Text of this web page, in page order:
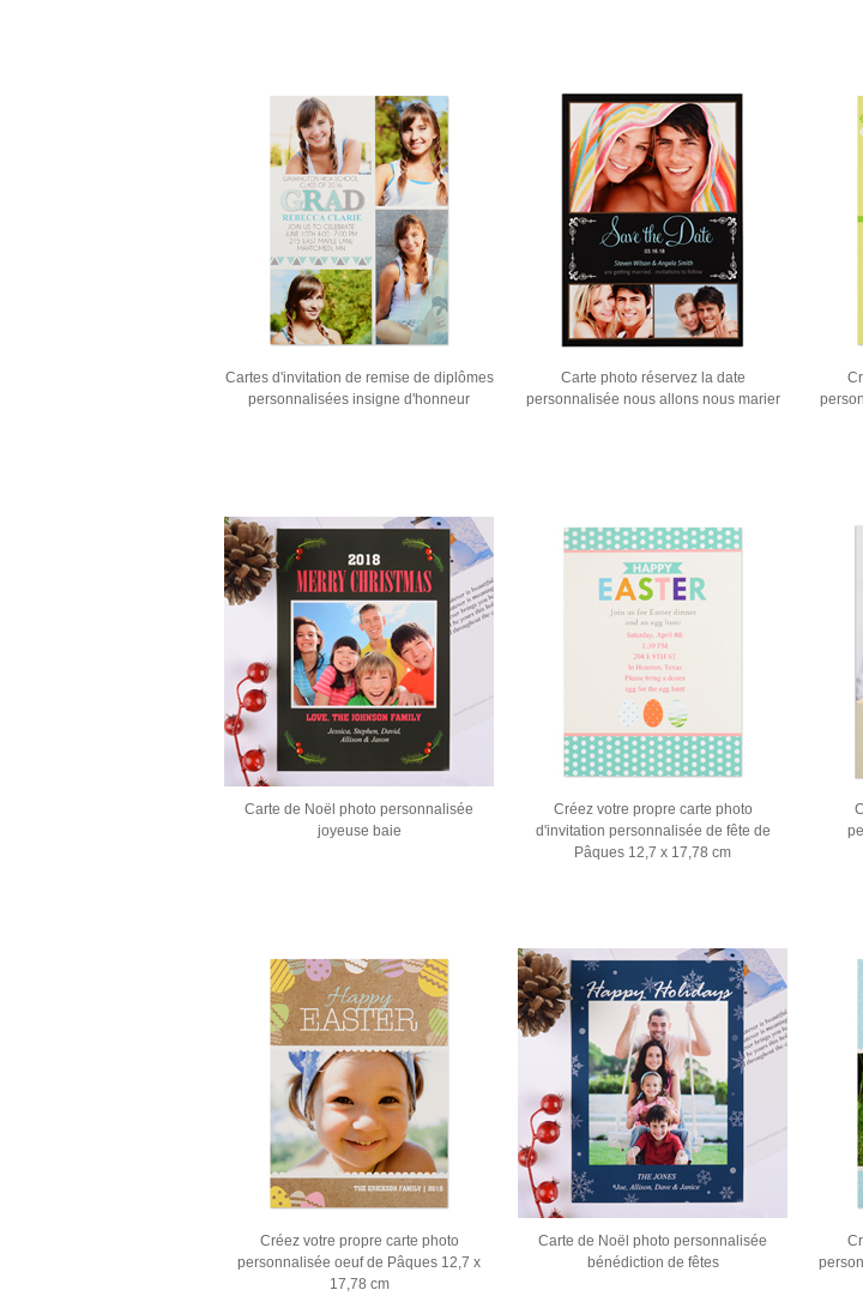
Cartes d'invitation de remise de diplômes
personnalisées insigne d'honneur
Carte photo réservez la date
personnalisée nous allons nous marier
Carte de Noël photo personnalisée
joyeuse baie
Créez votre propre carte photo
d'invitation personnalisée de fête de
Pâques 12,7 x 17,78 cm
Créez votre propre carte photo
personnalisée oeuf de Pâques 12,7 x
17,78 cm
Carte de Noël photo personnalisée
bénédiction de fêtes